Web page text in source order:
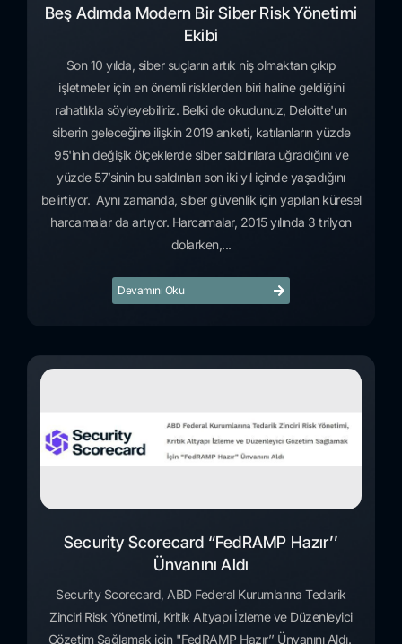
Beş Adımda Modern Bir Siber Risk Yönetimi
Ekibi
Son 10 yılda, siber suçların artık niş olmaktan çıkıp
işletmeler için en önemli risklerden biri haline geldiğini
rahatlıkla söyleyebiliriz. Belki de okudunuz, Deloitte'un
siberin geleceğine ilişkin 2019 anketi, katılanların yüzde
95'inin değişik ölçeklerde siber saldırılara uğradığını ve
yüzde 57’sinin bu saldırıları son iki yıl içinde yaşadığını
belirtiyor. Aynı zamanda, siber güvenlik için yapılan küresel
harcamalar da artıyor. Harcamalar, 2015 yılında 3 trilyon
dolarken,...
Devamını Oku
Security Scorecard “FedRAMP Hazır’’
Ünvanını Aldı
Security Scorecard, ABD Federal Kurumlarına Tedarik
Zinciri Risk Yönetimi, Kritik Altyapı İzleme ve Düzenleyici
Gözetim Sağlamak için "FedRAMP Hazır’’ Ünvanını Aldı.